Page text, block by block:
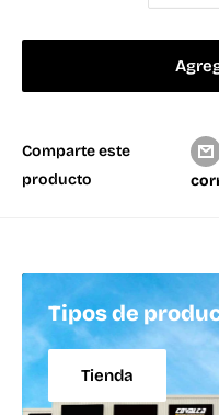
Comparte este
producto
Tipos de
Tienda